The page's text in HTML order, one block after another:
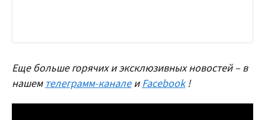
Еще больше горячих и эксклюзивных новостей – в
нашемтелеграмм-каналеиFacebook!